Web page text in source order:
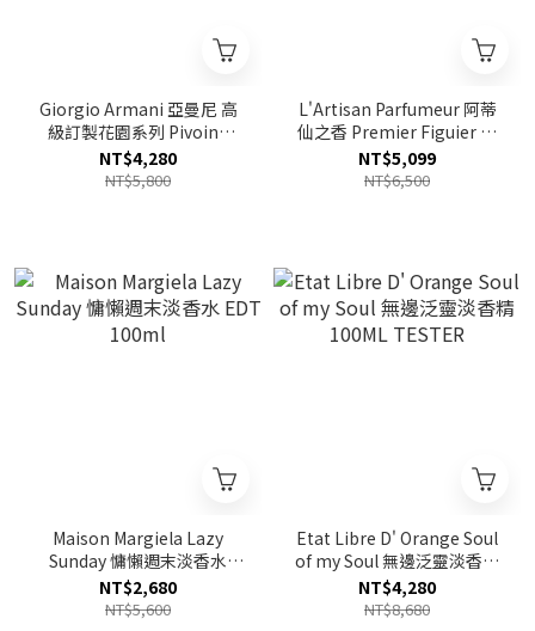
Giorgio Armani 亞曼尼 高
級訂製花園系列 Pivoine
Suzhou 蘇州牡丹淡香水
EDT 50ml
NT$4,280
NT$5,800
L'Artisan Parfumeur 阿蒂
仙之香 Premier Figuier 無
花果淡香水 EDT 100ml
NT$5,099
NT$6,500
Maison Margiela Lazy
Sunday 慵懶週末淡香水
EDT 100ml
NT$2,680
NT$5,600
Etat Libre D' Orange Soul
of my Soul 無邊泛靈淡香精
100ML TESTER
NT$4,280
NT$8,680